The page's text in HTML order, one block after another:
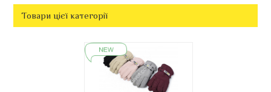
Товари цієї категорії